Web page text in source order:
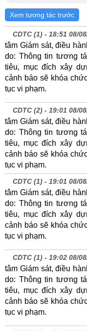
Xem tương tác trước
CDTC (1) - 18:51 08/
tâm Giám sát, điều
do: Thông tin tương
tiêu, mục đích xây
cảnh báo sẽ khóa
tục vi phạm.
CDTC (2) - 19:01 08/
tâm Giám sát, điều
do: Thông tin tương
tiêu, mục đích xây
cảnh báo sẽ khóa
tục vi phạm.
CDTC (1) - 19:01 08/
tâm Giám sát, điều
do: Thông tin tương
tiêu, mục đích xây
cảnh báo sẽ khóa
tục vi phạm.
CDTC (1) - 19:02 08/
tâm Giám sát, điều
do: Thông tin tương
tiêu, mục đích xây
cảnh báo sẽ khóa
tục vi phạm.